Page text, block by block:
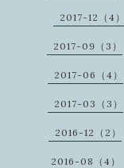
2017-12（4）
2017-09（3）
2017-06（4）
2017-03（3）
2016-12（2）
2016-08（4）